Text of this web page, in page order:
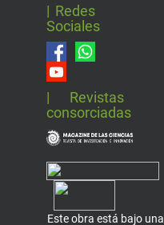
| Redes
Sociales
| Revistas
consorciadas
Este obra está bajo una